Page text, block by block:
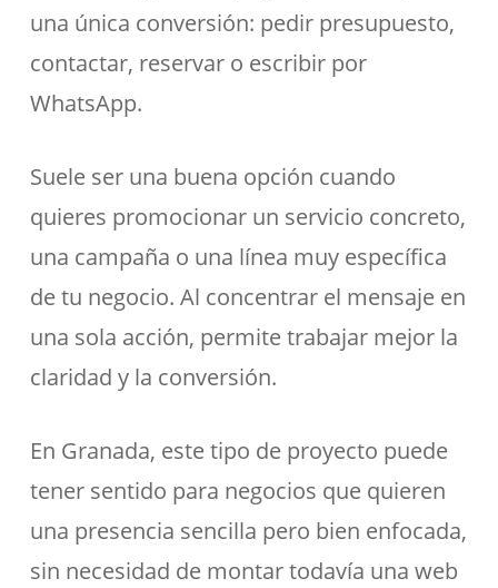
una única conversión: pedir presupuesto,
contactar, reservar o escribir por
WhatsApp.
Suele ser una buena opción cuando
quieres promocionar un servicio concreto,
una campaña o una línea muy específica
de tu negocio. Al concentrar el mensaje en
una sola acción, permite trabajar mejor la
claridad y la conversión.
En Granada, este tipo de proyecto puede
tener sentido para negocios que quieren
una presencia sencilla pero bien enfocada,
sin necesidad de montar todavía una web